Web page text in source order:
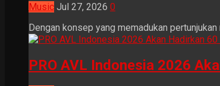
Music Jul 27, 2026 0
Dengan konsep yang memadukan
PRO AVL Indonesia 2026